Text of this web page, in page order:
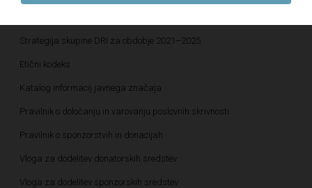
Strategija skupine DRI za obdobje 2021–2025
Etični kodeks
Katalog informacij javnega značaja
Pravilnik o določanju in varovanju poslovnih skrivnosti
Pravilnik o sponzorstvih in donacijah
Vloga za dodelitev donatorskih sredstev
Vloga za dodelitev sponzorskih sredstev